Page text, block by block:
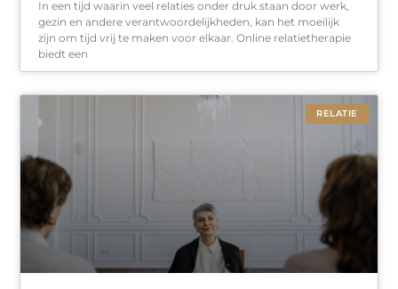
In een tijd waarin veel relaties onder druk staan door werk,
gezin en andere verantwoordelijkheden, kan het moeilijk
zijn om tijd vrij te maken voor elkaar. Online relatietherapie
biedt een
RELATIE